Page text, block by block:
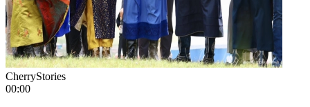
CherryStories
00:00